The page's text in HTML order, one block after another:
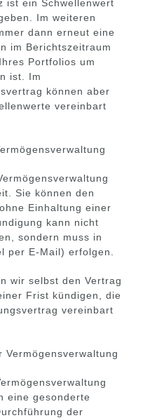
ist ein Schwellenwert
Im weiteren
dann erneut eine
im Berichtszeitraum
Portfolios um
ist. Im
können aber
vereinbart
Sie können den
Einhaltung einer
kann nicht
sondern muss in
per E-Mail) erfolgen.
wir selbst den Vertrag
Frist kündigen, die
vereinbart
Vermögensverwaltung
eine gesonderte
der